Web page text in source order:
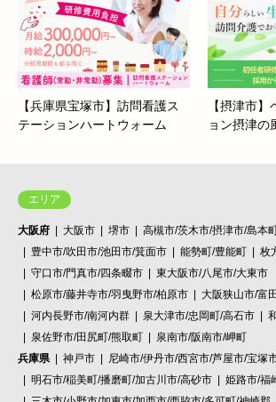
【兵庫県宝塚市】訪問看護ス
テーションハートウォーム
【摂津市
ョン摂津の
エリア
大阪府 大阪市 堺市
高槻市/茨木市/摂津市/島本
豊中市/吹田市/池田市/箕面市
能勢町/豊能町
枚
守口市/門真市/四条畷市
東大阪市/八尾市/大東市
松原市/藤井寺市/羽曳野市/柏原市
大阪狭山市/富
河内長野市/南河内群
泉大津市/忠岡町/高石市
泉佐野市/田尻町/熊取町
泉南市/阪南市/岬町
兵庫県
神戸市
尼崎市/伊丹市/西宮市/芦屋市/宝塚
明石市/稲美町/播磨町/加古川市/高砂市
姫路市/福